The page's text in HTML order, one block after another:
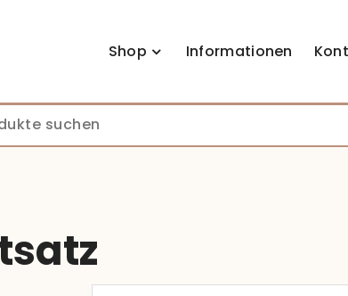
Shop Informationen